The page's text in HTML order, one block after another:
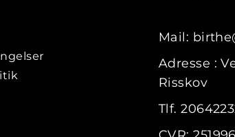
Mail:
Adresse :
Risskov
Tlf.